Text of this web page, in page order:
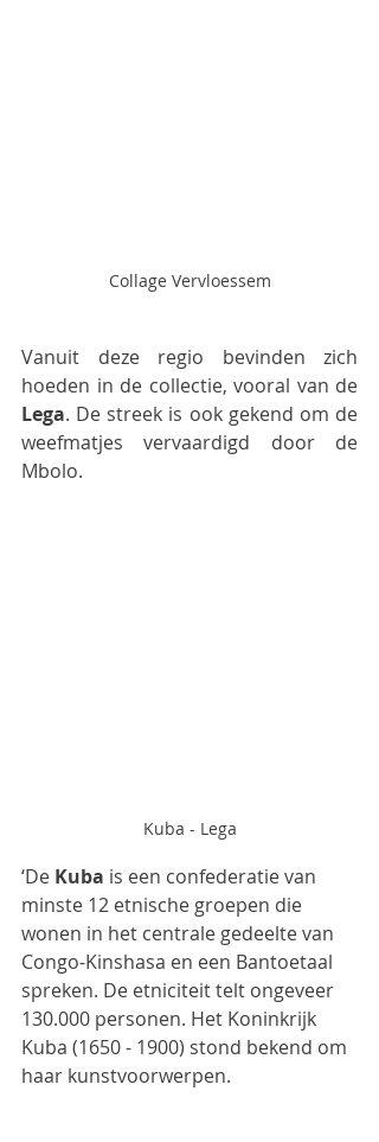
Collage Vervloessem
Vanuit deze regio bevinden zich
Lega. De streek is ook gekend om de
weefmatjes vervaardigd door de
Mbolo.
Kuba - Lega
‘De Kuba is een confederatie van
minste 12 etnische groepen die
wonen in het centrale gedeelte van
Congo-Kinshasa en een Bantoetaal
spreken. De etniciteit telt ongeveer
130.000 personen. Het Koninkrijk
Kuba (1650 - 1900) stond bekend om
haar kunstvoorwerpen.